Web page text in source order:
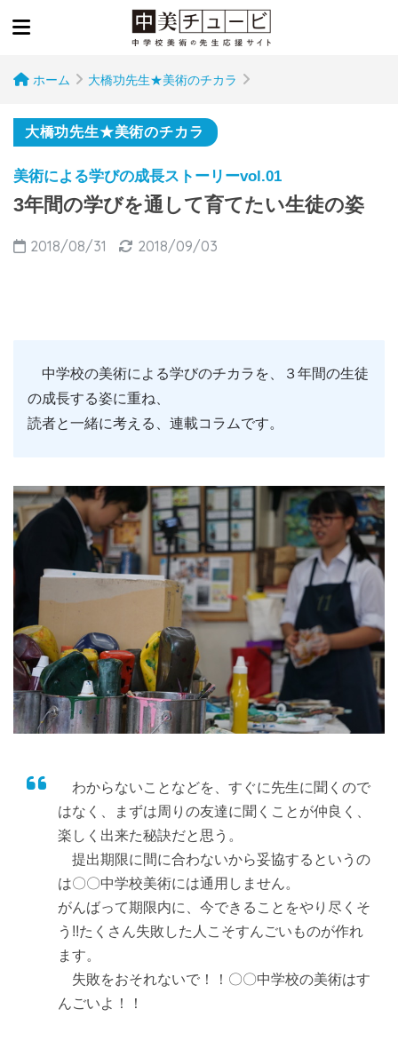
ホーム 大橋功先生★美術のチカラ
大橋功先生★美術のチカラ
美術による学びの成長ストーリーvol.01
3年間の学びを通して育てたい生徒の姿
2018/08/31 2018/09/03
中学校の美術による学びのチカラを、３年間の生徒
の成長する姿に重ね、
読者と一緒に考える、連載コラムです。
わからないことなどを、すぐに先生に聞くので
はなく、まずは周りの友達に聞くことが仲良く、
楽しく出来た秘訣だと思う。
提出期限に間に合わないから妥協するというの
は〇〇中学校美術には通用しません。
がんばって期限内に、今できることをやり尽くそ
う!!たくさん失敗した人こそすんごいものが作れ
ます。
失敗をおそれないで！！〇〇中学校の美術はす
んごいよ！！